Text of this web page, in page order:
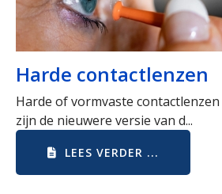
Harde contactlenzen
Harde of vormvaste
zijn de nieuwere versie van d...
LEES VERDER ...